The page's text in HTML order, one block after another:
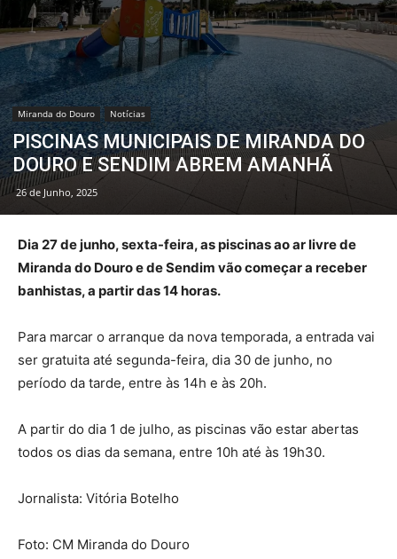
Miranda do Douro Notícias
PISCINAS MUNICIPAIS DE MIRANDA DO
DOURO E SENDIM ABREM AMANHÃ
26 de Junho, 2025
Dia 27 de junho, sexta-feira, as piscinas ao ar livre de
Miranda do Douro e de Sendim vão começar a receber
banhistas, a partir das 14 horas.
Para marcar o arranque da nova temporada, a entrada vai
ser gratuita até segunda-feira, dia 30 de junho, no
período da tarde, entre às 14h e às 20h.
A partir do dia 1 de julho, as piscinas vão estar abertas
todos os dias da semana, entre 10h até às 19h30.
Jornalista: Vitória Botelho
Foto: CM Miranda do Douro